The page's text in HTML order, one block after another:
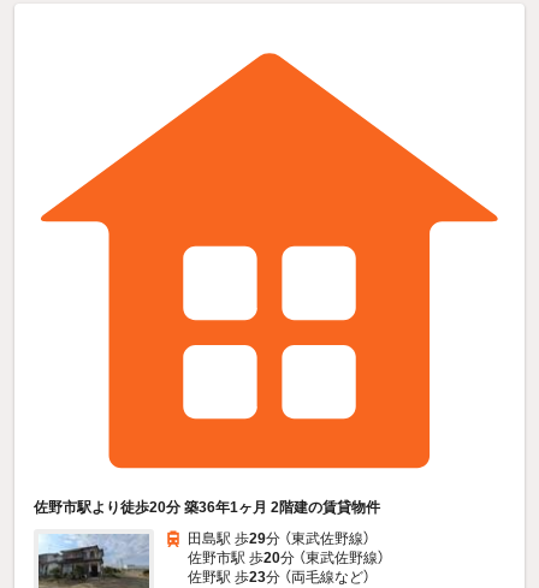
佐野市駅より徒歩20分 築36年1ヶ月 2階建の賃貸物件
田島駅 歩29分 （東武佐野線）
佐野市駅 歩20分 （東武佐野線）
佐野駅 歩23分 （両毛線など）